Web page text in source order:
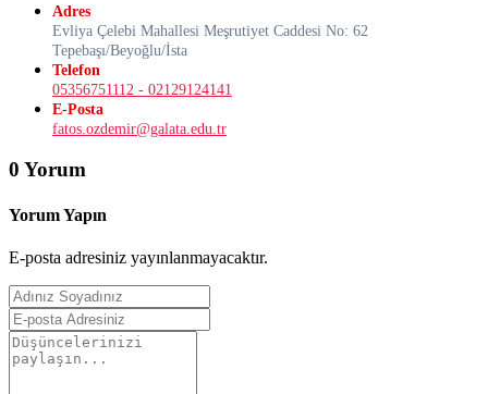
Adres
Evliya Çelebi Mahallesi Meşrutiyet Caddesi No: 62
Tepebaşı/Beyoğlu/İsta
Telefon
05356751112 - 02129124141
E-Posta
fatos.ozdemir@galata.edu.tr
0 Yorum
Yorum Yapın
E-posta adresiniz yayınlanmayacaktır.